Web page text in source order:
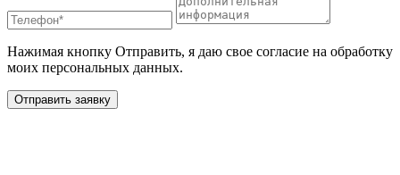
Нажимая кнопку Отправить, я даю свое согласие на обработку
моих персональных данных.
Отправить заявку